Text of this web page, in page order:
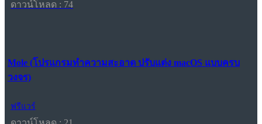
ดาวน์โหลด : 74
Mole (โปรแกรมทำความสะอาด ปรับแต่ง macOS แบบครบ
วงจร)
ฟรีแวร์